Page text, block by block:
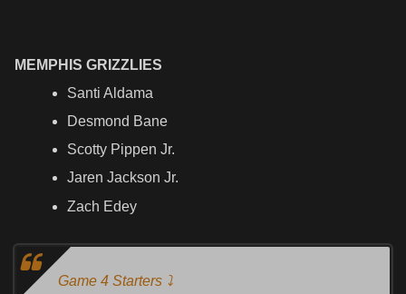
MEMPHIS GRIZZLIES
Santi Aldama
Desmond Bane
Scotty Pippen Jr.
Jaren Jackson Jr.
Zach Edey
Game 4 Starters ⤵️